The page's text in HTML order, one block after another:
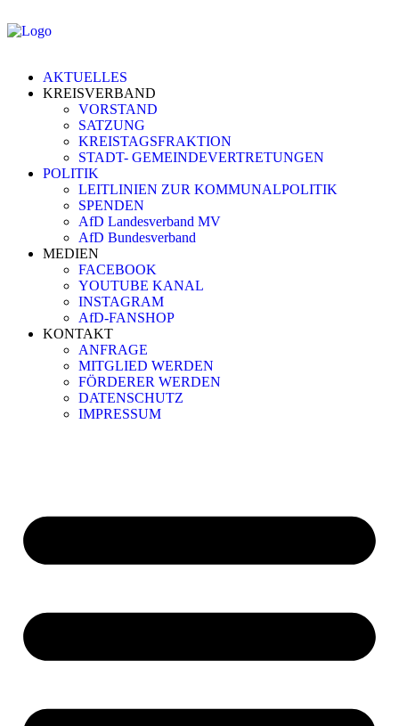
AKTUELLES
KREISVERBAND
VORSTAND
SATZUNG
KREISTAGSFRAKTION
STADT- GEMEINDEVERTRETUNGEN
POLITIK
LEITLINIEN ZUR KOMMUNALPOLITIK
SPENDEN
AfD Landesverband MV
AfD Bundesverband
MEDIEN
FACEBOOK
YOUTUBE KANAL
INSTAGRAM
AfD-FANSHOP
KONTAKT
ANFRAGE
MITGLIED WERDEN
FÖRDERER WERDEN
DATENSCHUTZ
IMPRESSUM